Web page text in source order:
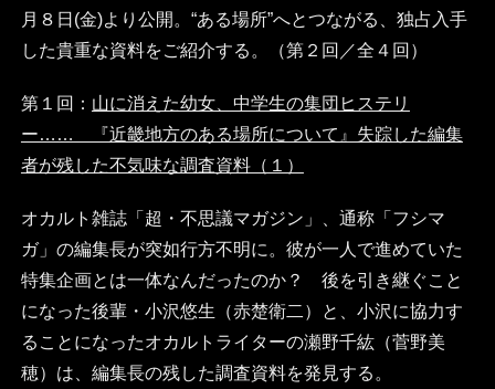
月８日(金)より公開。“ある場所”へとつながる、独占入手
した貴重な資料をご紹介する。（第２回／全４回）
第１回： 山に消えた幼女、中学生の集団ヒステリ
ー…… 『近畿地方のある場所について』失踪した編集
者が残した不気味な調査資料（１）
オカルト雑誌「超・不思議マガジン」、通称「フシマ
ガ」の編集長が突如行方不明に。彼が一人で進めていた
特集企画とは一体なんだったのか？ 後を引き継ぐこと
になった後輩・小沢悠生（赤楚衛二）と、小沢に協力す
ることになったオカルトライターの瀬野千紘（菅野美
穂）は、編集長の残した調査資料を発見する。